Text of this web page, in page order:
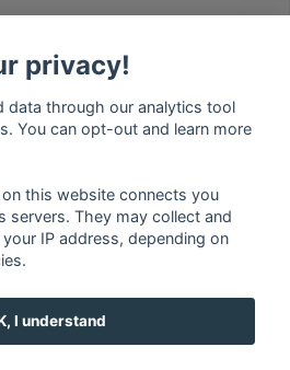
privacy!
data through our analytics tool
You can opt-out and learn more
this website connects you
servers. They may collect and
IP address, depending on
I understand